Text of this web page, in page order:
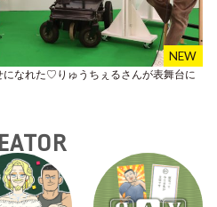
なれた♡りゅうちぇるさんが表舞台に